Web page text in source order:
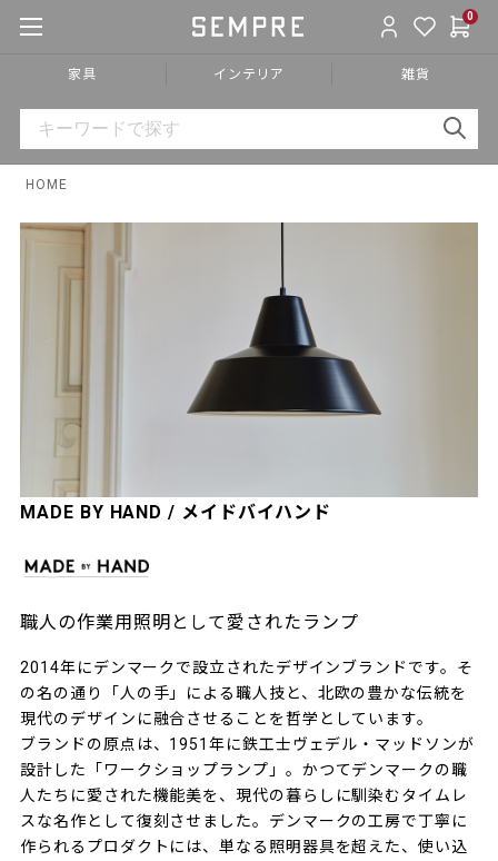
0
家具 インテリア 雑貨
HOME
MADE BY HAND / メイドバイハンド
職人の作業用照明として愛されたランプ
2014年にデンマークで設立されたデザインブランドです。そ
の名の通り「人の手」による職人技と、北欧の豊かな伝統を
現代のデザインに融合させることを哲学としています。
ブランドの原点は、1951年に鉄工士ヴェデル・マッドソンが
設計した「ワークショップランプ」。かつてデンマークの職
人たちに愛された機能美を、現代の暮らしに馴染むタイムレ
スな名作として復刻させました。デンマークの工房で丁寧に
作られるプロダクトには、単なる照明器具を超えた、使い込